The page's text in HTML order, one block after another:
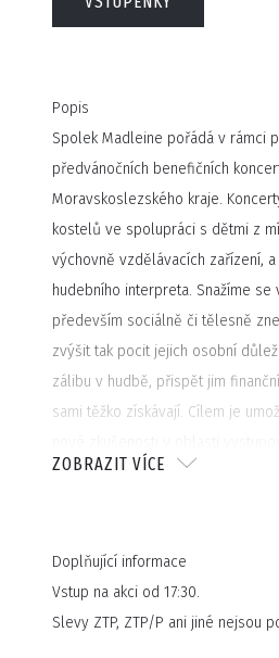
Popis
Spolek Madleine pořádá v rámci
předvánočních benefičních
Moravskoslezského kraje.
kostelů ve spolupráci s dětmi z
výchovně vzdělávacích zařízení,
hudebního interpreta. Snažíme
především sociálně či tělesně
zvýšit tak pocit jejich osobní
zálibu v hudbě, přispět jim
sami těžko získávají. Cílem je
dáváme jim možnost setkat se
umělců.
ZOBRAZIT VÍCE
Doplňující informace
Vstup na akci od 17:30.
Slevy ZTP, ZTP/P ani jiné nejsou